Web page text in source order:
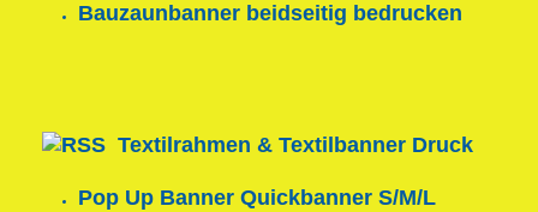
Bauzaunbanner beidseitig bedrucken
Textilrahmen & Textilbanner Druck
Pop Up Banner Quickbanner S/M/L